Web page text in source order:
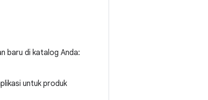
baru di katalog Anda:
untuk produk